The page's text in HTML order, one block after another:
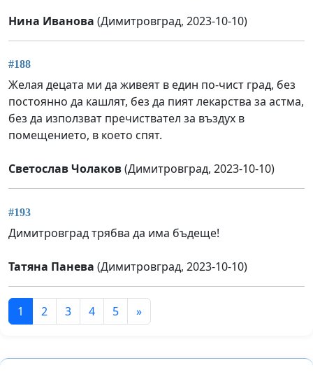
Нина Иванова (Димитровград, 2023-10-10)
#188
Желая децата ми да живеят в един по-чист град, без
постоянно да кашлят, без да пият лекарства за астма,
без да използват пречиствател за въздух в
помещението, в което спят.
Светослав Чолаков(Димитровград, 2023-10-10)
#193
Димитровград трябва да има бъдеще!
Татяна Панева (Димитровград, 2023-10-10)
1 2 3 4 5 »